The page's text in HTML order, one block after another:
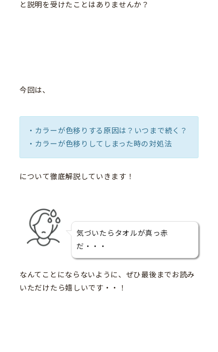
と説明を受けたことはありませんか？
今回は、
・カラーが色移りする原因は？いつまで続く？
・カラーが色移りしてしまった時の対処法
について徹底解説していきます！
気づいたらタオルが真っ赤
だ・・・
なんてことにならないように、ぜひ最後までお読み
いただけたら嬉しいです・・！